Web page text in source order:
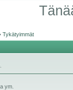
Tykätyimmät
ym.